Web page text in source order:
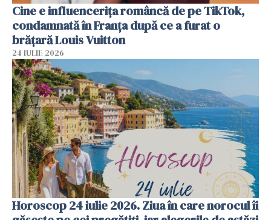
Cine e influencerița româncă de pe TikTok,
condamnată în Franța după ce a furat o
brățară Louis Vuitton
24 IULIE 2026
Horoscop 24 iulie 2026. Ziua în care norocul îi